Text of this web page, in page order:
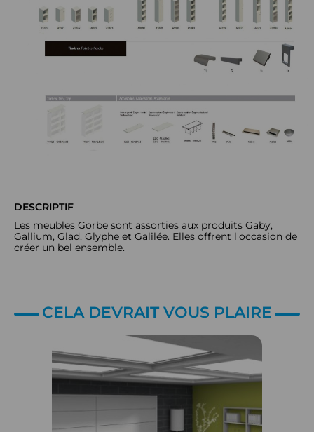
DESCRIPTIF
Les meubles Gorbe sont assorties aux produits Gaby,
Gallium, Glad, Glyphe et Galilée. Elles offrent l'occasion de
créer un bel ensemble.
CELA DEVRAIT VOUS PLAIRE